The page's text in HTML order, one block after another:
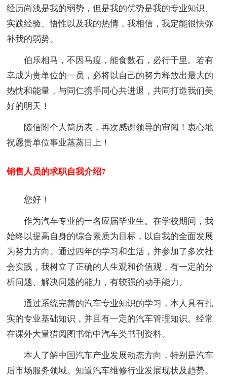
经历尚浅是我的弱势，但是我的优势是我的专业知识、
实践经验、悟性以及我的热情，我相信，我定能很快弥
补我的弱势。
伯乐相马，不因马瘦，能食数石，必行千里。若有
幸成为贵单位的一员，必将以自己的努力释放出最大的
热忱和能量，与同仁携手同心共进退，共同打造我们美
好的明天！
随信附个人简历表，再次感谢领导的审阅！衷心地
祝愿贵单位事业蒸蒸日上！
销售人员的求职自我介绍7
您好！
作为汽车专业的一名应届毕业生。在学校期间，我
始终以提高自身的综合素质为目标，以自我的全面发展
为努力方向。通过四年的学习和生活，并参加了多次社
会实践，我树立了正确的人生观和价值观，有一定的分
析问题、解决问题的能力，有较强的动手能力。
通过系统完善的汽车专业知识的学习，本人具有扎
实的专业基础知识，并且有一定的汽车管理知识。经常
在课外大量猎阅图书馆中汽车类书刊资料。
本人了解中国汽车产业发展动态方向，特别是汽车
后市场服务领域。知道汽车维修行业发展现状及趋势。